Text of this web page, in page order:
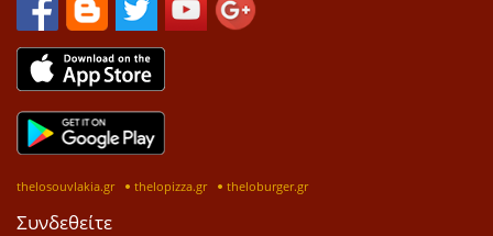
thelosouvlakia.gr thelopizza.gr theloburger.gr
Συνδεθείτε